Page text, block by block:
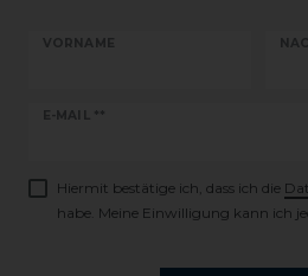
VORNAME
E-MAIL **
Newsletter
Hiermit bestätige ich, dass ich die
habe. Meine Einwilligung kann ich